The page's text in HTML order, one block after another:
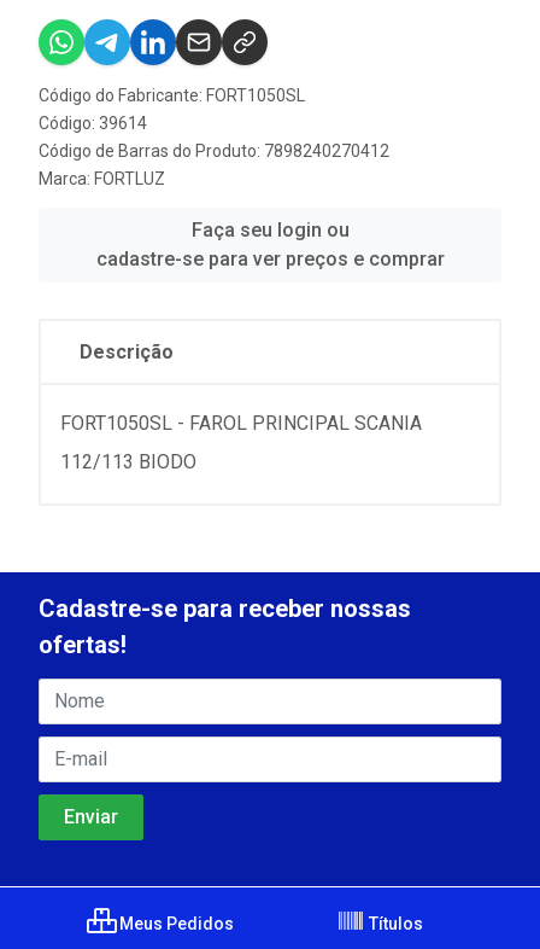
Código do Fabricante: FORT1050SL
Código: 39614
Código de Barras do Produto: 7898240270412
Marca: FORTLUZ
Faça seu login ou
cadastre-se para ver preços e comprar
Descrição
FORT1050SL - FAROL PRINCIPAL SCANIA
112/113 BIODO
Cadastre-se para receber nossas
ofertas!
Meus Pedidos Títulos